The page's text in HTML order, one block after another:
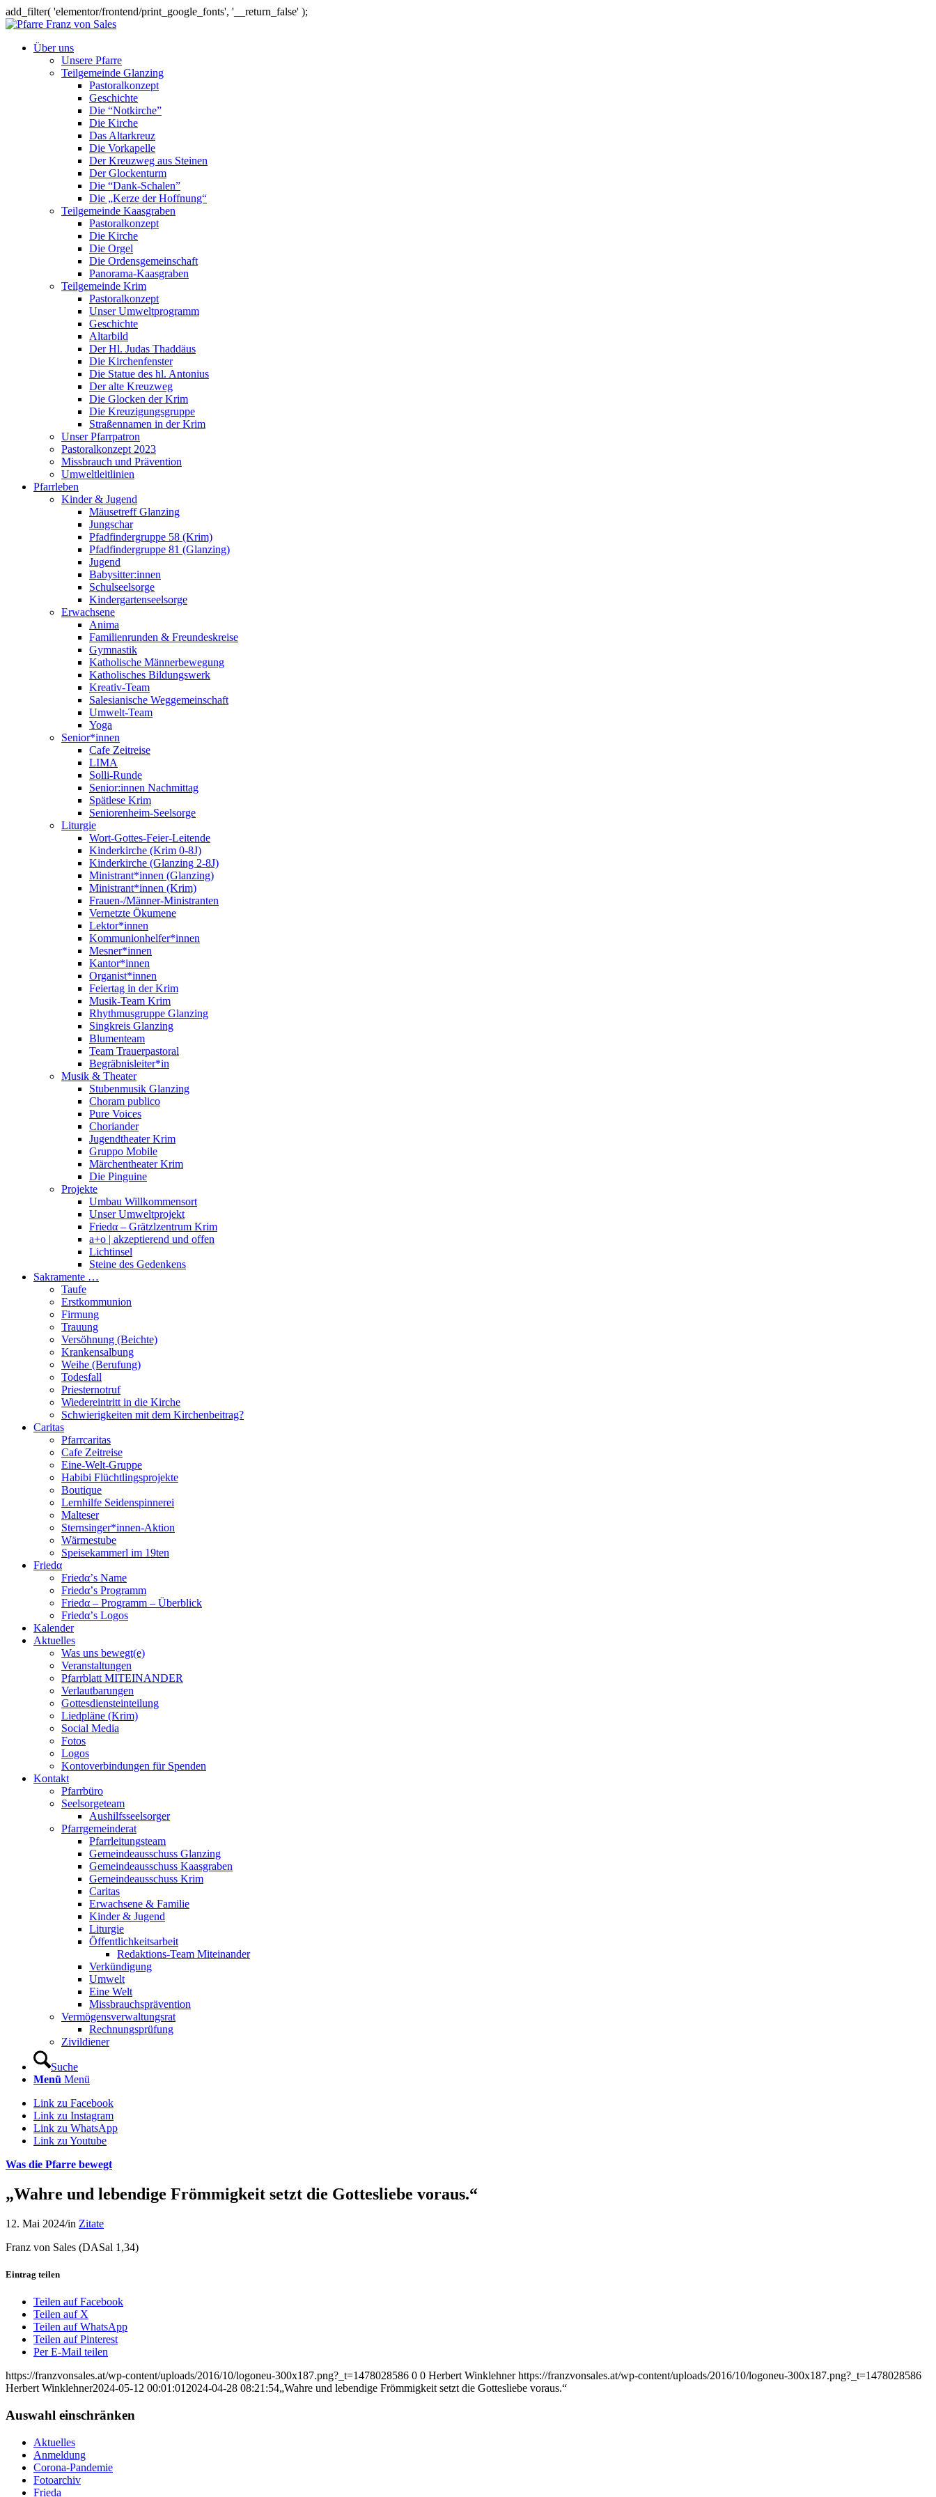
add_filter( 'elementor/frontend/print_google_fonts', '__return_false' );
Über uns
Unsere Pfarre
Teilgemeinde Glanzing
Pastoralkonzept
Geschichte
Die “Notkirche”
Die Kirche
Das Altarkreuz
Die Vorkapelle
Der Kreuzweg aus Steinen
Der Glockenturm
Die “Dank-Schalen”
Die „Kerze der Hoffnung“
Teilgemeinde Kaasgraben
Pastoralkonzept
Die Kirche
Die Orgel
Die Ordensgemeinschaft
Panorama-Kaasgraben
Teilgemeinde Krim
Pastoralkonzept
Unser Umweltprogramm
Geschichte
Altarbild
Der Hl. Judas Thaddäus
Die Kirchenfenster
Die Statue des hl. Antonius
Der alte Kreuzweg
Die Glocken der Krim
Die Kreuzigungsgruppe
Straßennamen in der Krim
Unser Pfarrpatron
Pastoralkonzept 2023
Missbrauch und Prävention
Umweltleitlinien
Pfarrleben
Kinder & Jugend
Mäusetreff Glanzing
Jungschar
Pfadfindergruppe 58 (Krim)
Pfadfindergruppe 81 (Glanzing)
Jugend
Babysitter:innen
Schulseelsorge
Kindergartenseelsorge
Erwachsene
Anima
Familienrunden & Freundeskreise
Gymnastik
Katholische Männerbewegung
Katholisches Bildungswerk
Kreativ-Team
Salesianische Weggemeinschaft
Umwelt-Team
Yoga
Senior*innen
Cafe Zeitreise
LIMA
Solli-Runde
Senior:innen Nachmittag
Spätlese Krim
Seniorenheim-Seelsorge
Liturgie
Wort-Gottes-Feier-Leitende
Kinderkirche (Krim 0-8J)
Kinderkirche (Glanzing 2-8J)
Ministrant*innen (Glanzing)
Ministrant*innen (Krim)
Frauen-/Männer-Ministranten
Vernetzte Ökumene
Lektor*innen
Kommunionhelfer*innen
Mesner*innen
Kantor*innen
Organist*innen
Feiertag in der Krim
Musik-Team Krim
Rhythmusgruppe Glanzing
Singkreis Glanzing
Blumenteam
Team Trauerpastoral
Begräbnisleiter*in
Musik & Theater
Stubenmusik Glanzing
Choram publico
Pure Voices
Choriander
Jugendtheater Krim
Gruppo Mobile
Märchentheater Krim
Die Pinguine
Projekte
Umbau Willkommensort
Unser Umweltprojekt
Friedα – Grätzlzentrum Krim
a+o | akzeptierend und offen
Lichtinsel
Steine des Gedenkens
Sakramente …
Taufe
Erstkommunion
Firmung
Trauung
Versöhnung (Beichte)
Krankensalbung
Weihe (Berufung)
Todesfall
Priesternotruf
Wiedereintritt in die Kirche
Schwierigkeiten mit dem Kirchenbeitrag?
Caritas
Pfarrcaritas
Cafe Zeitreise
Eine-Welt-Gruppe
Habibi Flüchtlingsprojekte
Boutique
Lernhilfe Seidenspinnerei
Malteser
Sternsinger*innen-Aktion
Wärmestube
Speisekammerl im 19ten
Friedα
Friedα’s Name
Friedα’s Programm
Friedα – Programm – Überblick
Friedα’s Logos
Kalender
Aktuelles
Was uns bewegt(e)
Veranstaltungen
Pfarrblatt MITEINANDER
Verlautbarungen
Gottesdiensteinteilung
Liedpläne (Krim)
Social Media
Fotos
Logos
Kontoverbindungen für Spenden
Kontakt
Pfarrbüro
Seelsorgeteam
Aushilfsseelsorger
Pfarrgemeinderat
Pfarrleitungsteam
Gemeindeausschuss Glanzing
Gemeindeausschuss Kaasgraben
Gemeindeausschuss Krim
Caritas
Erwachsene & Familie
Kinder & Jugend
Liturgie
Öffentlichkeitsarbeit
Redaktions-Team Miteinander
Verkündigung
Umwelt
Eine Welt
Missbrauchsprävention
Vermögensverwaltungsrat
Rechnungsprüfung
Zivildiener
Suche
Menü Menü
Link zu Facebook
Link zu Instagram
Link zu WhatsApp
Link zu Youtube
Was die Pfarre bewegt
„Wahre und lebendige Frömmigkeit setzt die Gottesliebe voraus.“
12. Mai 2024/in Zitate
Franz von Sales (DASal 1,34)
Eintrag teilen
Teilen auf Facebook
Teilen auf X
Teilen auf WhatsApp
Teilen auf Pinterest
Per E-Mail teilen
https://franzvonsales.at/wp-content/uploads/2016/10/logoneu-300x187.png?_t=1478028586 0 0 Herbert Winklehner https://franzvonsales.at/wp-content/uploads/2016/10/logoneu-300x187.png?_t=1478028586
Herbert Winklehner2024-05-12 00:01:01 2024-04-28 08:21:54„Wahre und lebendige Frömmigkeit setzt die Gottesliebe voraus.“
Auswahl einschränken
Aktuelles
Anmeldung
Corona-Pandemie
Fotoarchiv
Frieda